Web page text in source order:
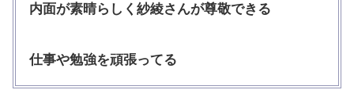
内面が素晴らしく紗綾さんが尊敬できる
仕事や勉強を頑張ってる